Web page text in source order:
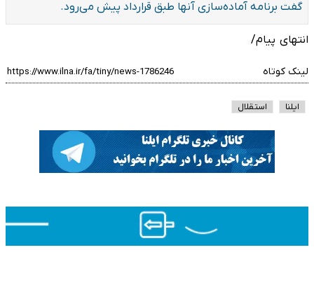
گفت برنامه آماده‌سازی آنها طبق قرارداد پیش می‌رود.
انتهای پیام/
لینک کوتاه
ایلنا استقلال